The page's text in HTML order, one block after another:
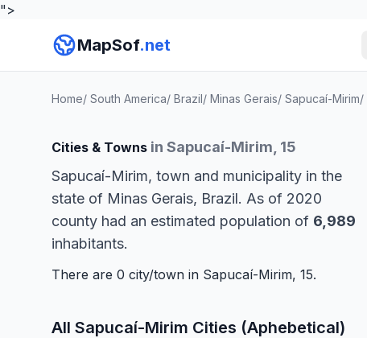
">
MapSof.net
Home/ South America/ Brazil/ Minas Gerais/ Sapucaí-Mirim/
Cities & Towns in Sapucaí-Mirim, 15
Sapucaí-Mirim, town and municipality in the
state of Minas Gerais, Brazil. As of 2020
county had an estimated population of 6,989
inhabitants.
There are 0 city/town in Sapucaí-Mirim, 15.
All Sapucaí-Mirim Cities (Aphebetical)